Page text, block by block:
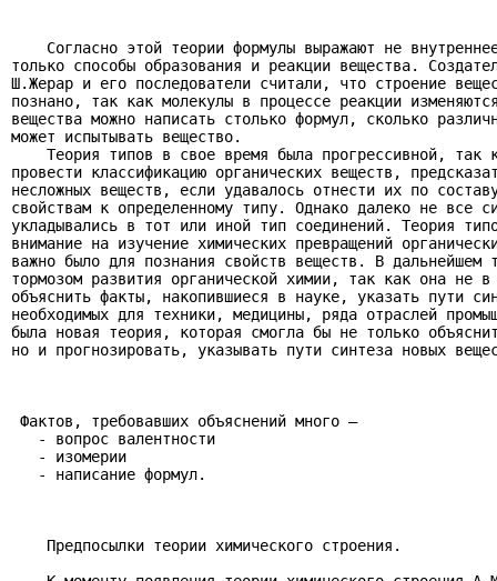
Согласно этой теории формулы выражают не
только способы образования и реакции вещества.
Ш.Жерар и его последователи считали, что строение
познано, так как молекулы в процессе реакции
вещества можно написать столько формул, сколько
может испытывать вещество.
Теория типов в свое время была прогрессивной, так
провести классификацию органических веществ,
несложных веществ, если удавалось отнести их по
свойствам к определенному типу. Однако далеко не все
укладывались в тот или иной тип соединений. Теория
внимание на изучение химических превращений
важно было для познания свойств веществ. В дальнейшем
тормозом развития органической химии, так как она не в
объяснить факты, накопившиеся в науке, указать пути
необходимых для техники, медицины, ряда отраслей
была новая теория, которая смогла бы не только
но и прогнозировать, указывать пути синтеза новых
Фактов, требовавших объяснений много –
   - вопрос валентности
   - изомерии
   - написание формул.
    Предпосылки теории химического строения.